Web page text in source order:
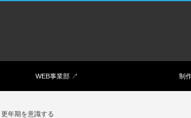
WEB事業部 ↗︎ 制
更年期を意識する